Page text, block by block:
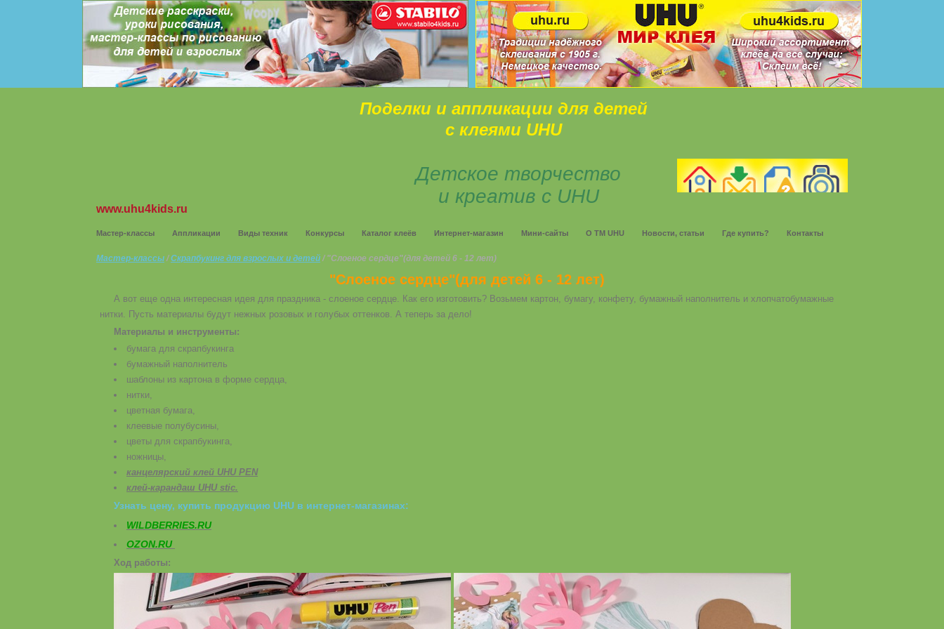
Поделки и аппликации для детей
с клеями UHU
Детское творчество
и креатив с UHU
www.uhu4kids.ru
Мастер-классы Аппликации Виды техник Конкурсы Каталог клеёв Интернет-магазин Мини-сайты О ТМ UHU Новости, статьи Где купить? Контакты
Мастер-классы /Скрапбукинг для взрослых и детей / "Слоеное сердце"(для детей 6 - 12 лет)
"Слоеное сердце"(для детей 6 - 12 лет)
А вот еще одна интересная идея для праздника - слоеное сердце. Как его изготовить? Возьмем картон, бумагу, конфету, бумажный наполнитель и хлопчатобумажные
нитки. Пусть материалы будут нежных розовых и голубых оттенков. А теперь за дело!
Материалы и инструменты:
бумага для скрапбукинга
бумажный наполнитель
шаблоны из картона в форме сердца,
нитки,
цветная бумага,
клеевые полубусины,
цветы для скрапбукинга,
ножницы,
канцелярский клей UHU PEN
клей-карандаш UHU stic.
Узнать цену, купить продукцию UHU в интернет-магазинах:
WILDBERRIES.RU
OZON.RU
Ход работы: